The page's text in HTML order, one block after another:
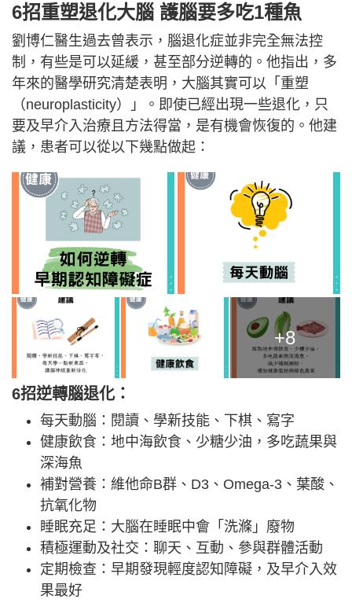
6招重塑退化大腦 護腦要多吃1種魚
劉博仁醫生過去曾表示，腦退化症並非完全無法控
制，有些是可以延緩，甚至部分逆轉的。他指出，多
年來的醫學研究清楚表明，大腦其實可以「重塑
（neuroplasticity）」。即使已經出現一些退化，只
要及早介入治療且方法得當，是有機會恢復的。他建
議，患者可以從以下幾點做起：
+8
6招逆轉腦退化：
每天動腦：閱讀、學新技能、下棋、寫字
健康飲食：地中海飲食、少糖少油，多吃蔬果與
深海魚
補對營養：維他命B群、D3、Omega-3、葉酸、
抗氧化物
睡眠充足：大腦在睡眠中會「洗滌」廢物
積極運動及社交：聊天、互動、參與群體活動
定期檢查：早期發現輕度認知障礙，及早介入效
果最好